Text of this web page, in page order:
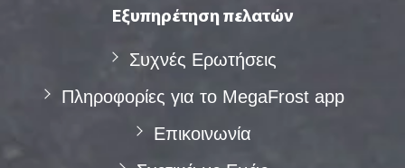
Εξυπηρέτηση πελατών
Συχνές Eρωτήσεις
Πληροφορίες για το MegaFrost app
Επικοινωνία